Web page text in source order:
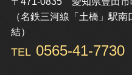
（名鉄三河線「土橋」駅
結）
TEL 0565-41-7730